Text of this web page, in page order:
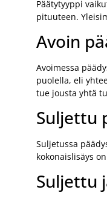
Päätytyyppi
pituuteen.
Avoin
Avoimessa
puolella, eli
tue jousta yhtä
Suljettu
Suljetussa
kokonaislisäys
Suljettu